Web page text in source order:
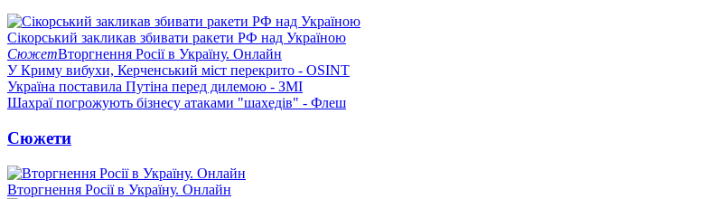
Сікорський закликав збивати ракети РФ над Україною
СюжетВторгнення Росії в Україну. Онлайн
У Криму вибухи, Керченський міст перекрито - OSINT
Україна поставила Путіна перед дилемою - ЗМІ
Шахраї погрожують бізнесу атаками "шахедів" - Флеш
Сюжети
Вторгнення Росії в Україну. Онлайн